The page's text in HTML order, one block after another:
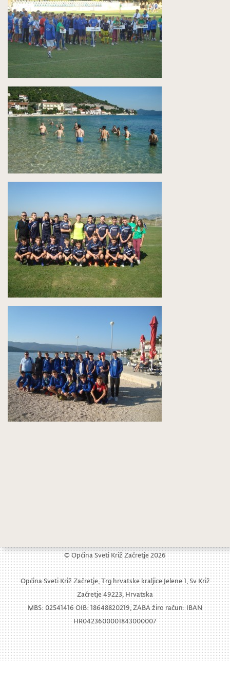
© Općina Sveti Križ Začretje 2026
Općina Sveti Križ Začretje, Trg hrvatske kraljice Jelene 1, Sv Križ
Začretje 49223, Hrvatska
MBS: 02541416 OIB: 18648820219, ZABA žiro račun: IBAN
HR0423600001843000007